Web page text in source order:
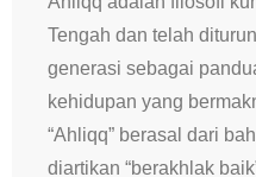
Tengah dan telah
generasi sebagai
kehidupan yang
“Ahliqq” berasal dari
diartikan “berakhlak